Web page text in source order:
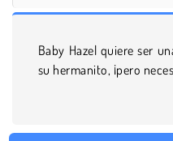
Baby Hazel quiere ser
su hermanito, ¡pero